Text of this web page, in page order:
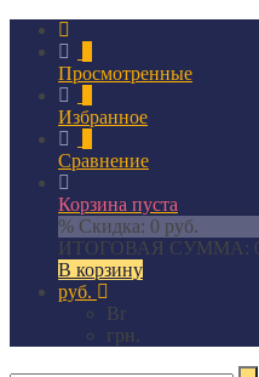
Просмотренные
Избранное
Сравнение
Корзина пуста
% Скидка: 0 руб.
ИТОГОВАЯ СУММА:
В корзину
руб.
Br
грн.